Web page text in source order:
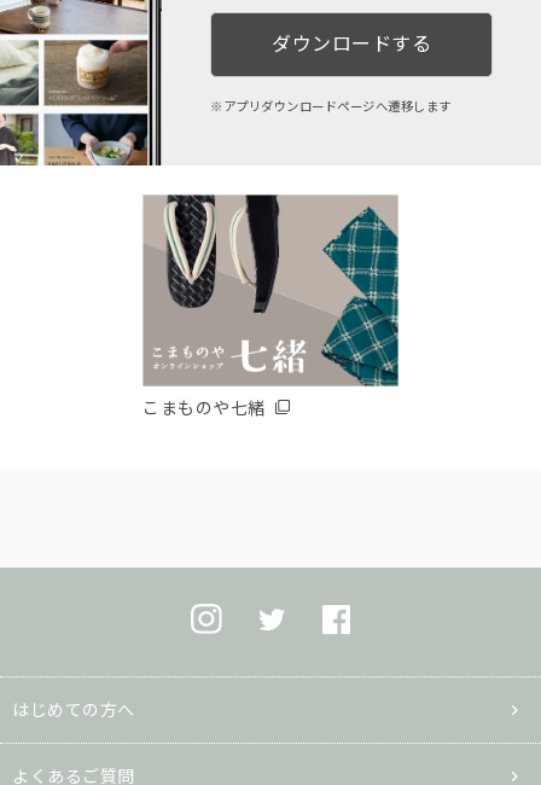
ダウンロードする
アプリダウンロードページへ遷移します
こまものや七緒
はじめての方へ
よくあるご質問